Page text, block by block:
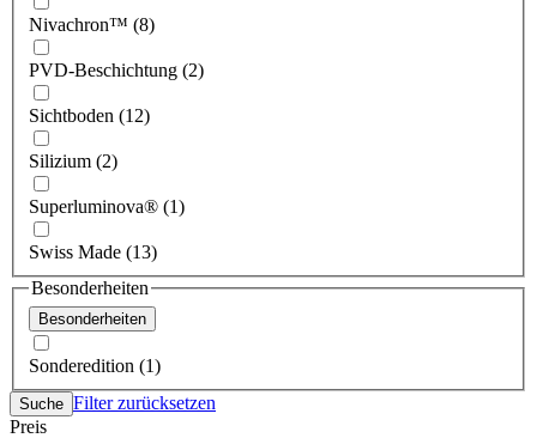
Nivachron™ (8)
PVD-Beschichtung (2)
Sichtboden (12)
Silizium (2)
Superluminova® (1)
Swiss Made (13)
Besonderheiten
Besonderheiten
Sonderedition (1)
Suche Filter zurücksetzen
Preis